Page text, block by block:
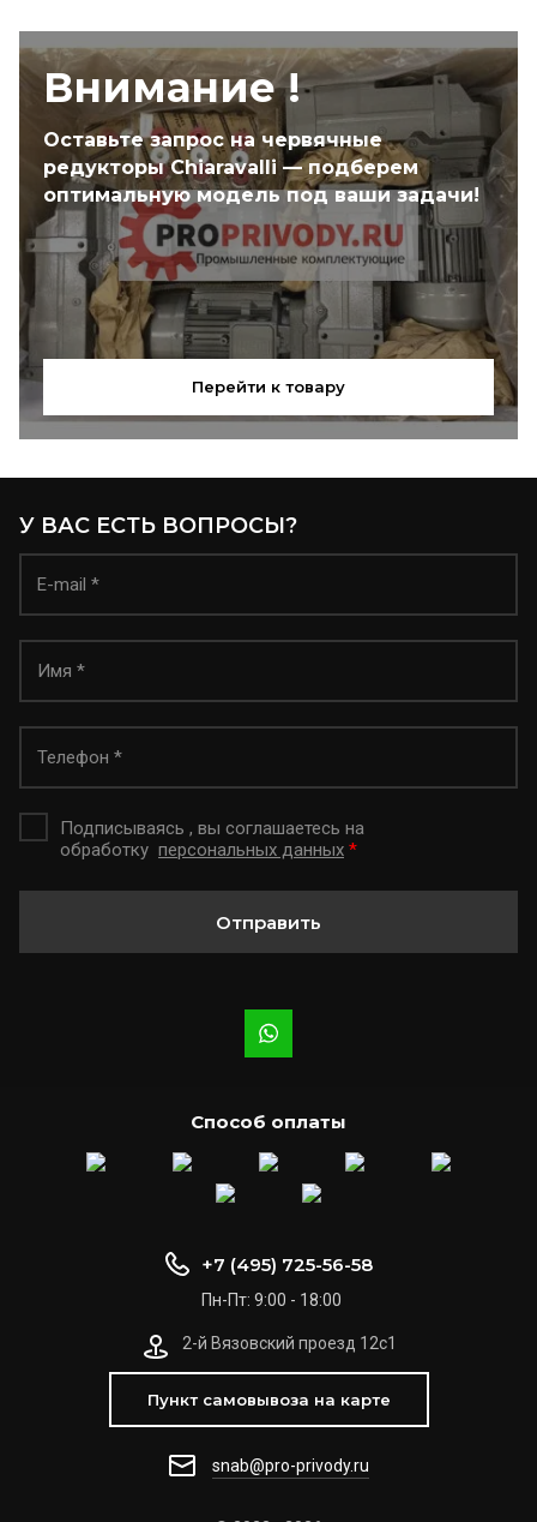
Внимание !
Оставьте запрос на червячные
редукторы Chiaravalli — подберем
оптимальную модель под ваши задачи!
Перейти к товару
У ВАС ЕСТЬ ВОПРОСЫ?
Подписываясь , вы соглашаетесь на
обработку персональных данных *
Отправить
Способ оплаты
+7 (495) 725-56-58
Пн-Пт: 9:00 - 18:00
2-й Вязовский проезд 12с1
Пункт самовывоза на карте
snab@pro-privody.ru